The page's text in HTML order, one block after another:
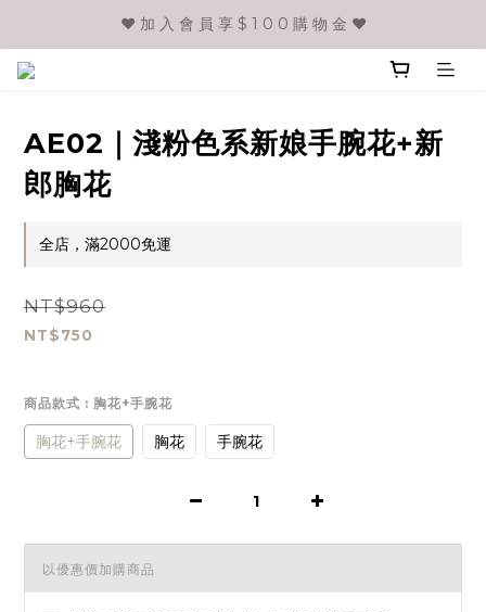
❤️ 加 入 會 員 享 $ 1 0 0 購 物 金 ❤️
AE02｜淺粉色系新娘手腕花+新
郎胸花
全店，滿2000免運
NT$960
NT$750
商品款式 : 胸花+手腕花
胸花+手腕花 胸花 手腕花
以優惠價加購商品